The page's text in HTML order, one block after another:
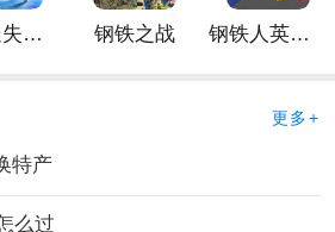
还有很多由真实故事改编的彩蛋，
也是乐趣之一。
梦境迷失星辰 钢铁之战 钢铁人英雄3D
更多+
特产
么过